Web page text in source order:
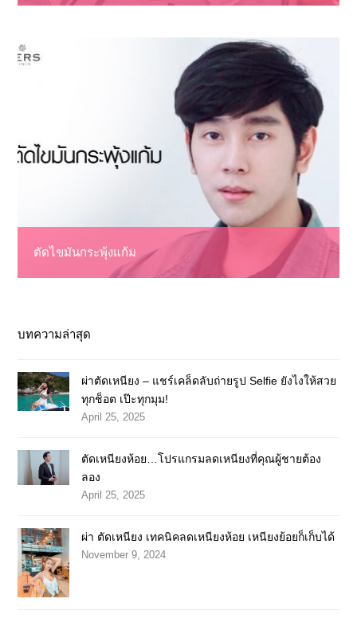
ตัดไขมันกระพุ้งแก้ม
บทความล่าสุด
ผ่าตัดเหนียง – แชร์เคล็ดลับถ่ายรูป Selfie ยังไงให้สวย
ทุกช็อต เป๊ะทุกมุม!
April 25, 2025
ตัดเหนียงห้อย…โปรแกรมลดเหนียงที่คุณผู้ชายต้อง
ลอง
April 25, 2025
ผ่า ตัดเหนียง เทคนิคลดเหนียงห้อย เหนียงย้อยก็เก็บได้
November 9, 2024